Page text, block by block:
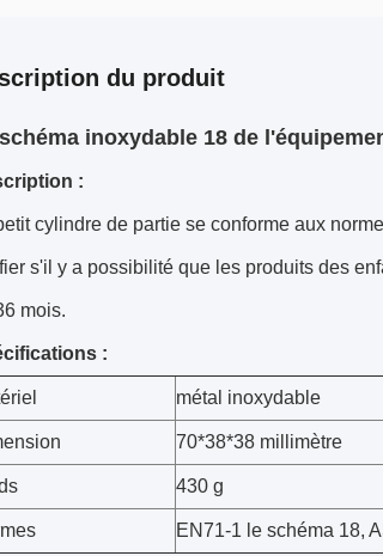
du produit
inoxydable 18 de
:
cylindre de partie se conforme aux
s'il y a possibilité que les produits des
mois.
:
métal inoxydable
70*38*38 millimètre
430 g
EN71-1 le schéma 18,